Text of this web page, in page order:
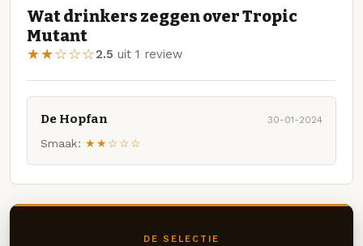
Wat drinkers zeggen over Tropic
Mutant
★★☆☆☆2.5 uit 1 review
De Hopfan 30-01-2024
Smaak: ★★☆☆☆
DE SELECTIE